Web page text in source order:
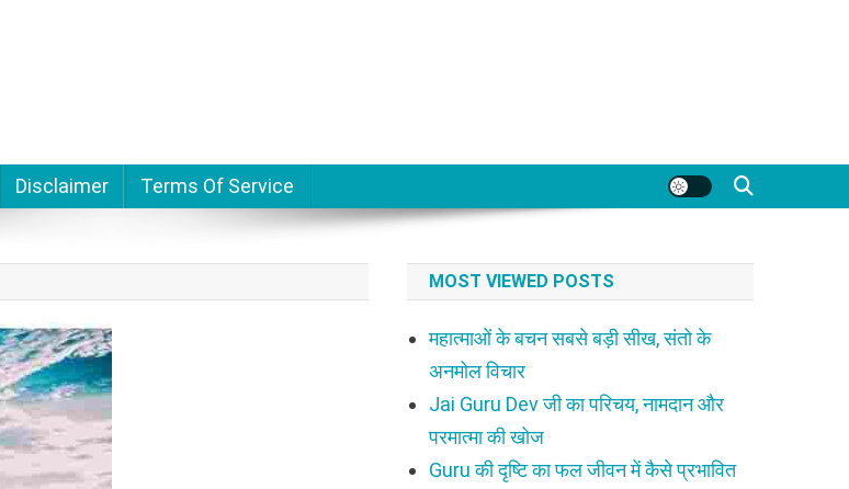
Disclaimer Terms Of Service
MOST VIEWED POSTS
महात्माओं के बचन सबसे बड़ी सीख, संतो के
अनमोल विचार
Jai Guru Dev जी का परिचय, नामदान और
परमात्मा की खोज
Guru की दृष्टि का फल जीवन में कैसे प्रभावित